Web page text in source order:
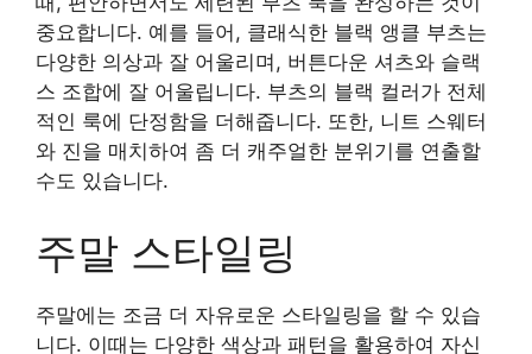
중요합니다. 예를 들어, 클래식한 블랙 앵클 부츠는
다양한 의상과 잘 어울리며, 버튼다운 셔츠와 슬랙
스 조합에 잘 어울립니다. 부츠의 블랙 컬러가 전체
적인 룩에 단정함을 더해줍니다. 또한, 니트 스웨터
와 진을 매치하여 좀 더 캐주얼한 분위기를 연출할
수도 있습니다.
주말 스타일링
주말에는 조금 더 자유로운 스타일링을 할 수 있습
니다. 이때는 다양한 색상과 패턴을 활용하여 자신